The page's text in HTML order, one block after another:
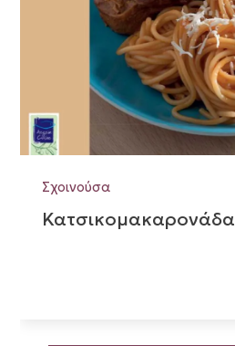
Σχοινούσα
Κατσικομακαρονάδα